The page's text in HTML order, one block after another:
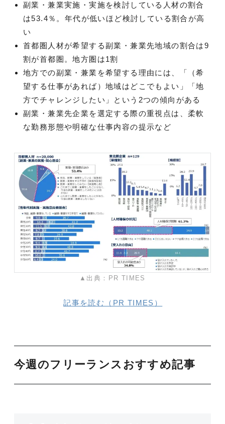
副業・兼業実施・実施を検討している人材の割合
は53.4％。年代が低いほど検討している割合が高
い
首都圏人材が希望する副業・兼業先地域の割合は9
割が首都圏。地方圏は1割
地方での副業・兼業を希望する理由には、「（希
望する仕事があれば）地域はどこでもよい」「地
方でチャレンジしたい」という2つの傾向がある
副業・兼業先企業を選定する際の重視点は、柔軟
な勤務形態や明確な仕事内容の提示など
▲出典：PR TIMES
記事を読む（PR TIMES）
今週のフリーランスおすすめ記事